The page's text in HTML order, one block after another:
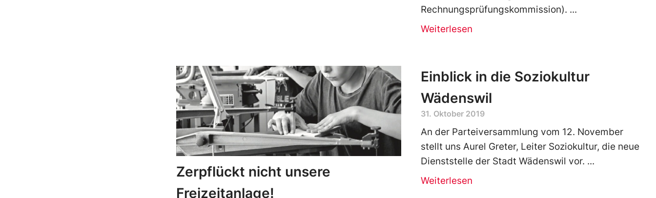
Rechnungsprüfungskommission).
Weiterlesen
Zerpflückt nicht unsere
Freizeitanlage!
Einblick in die Soziokultur
Wädenswil
31. Oktober 2019
An der Parteiversammlung vom 12. November
stellt uns Aurel Greter, Leiter Soziokultur, die neue
Dienststelle der Stadt Wädenswil vor.
Weiterlesen